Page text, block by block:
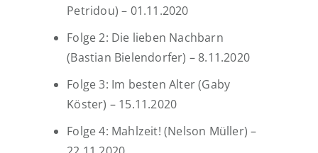
Petridou) – 01.11.2020
Folge 2: Die lieben Nachbarn
(Bastian Bielendorfer) – 8.11.2020
Folge 3: Im besten Alter (Gaby
Köster) – 15.11.2020
Folge 4: Mahlzeit! (Nelson Müller) –